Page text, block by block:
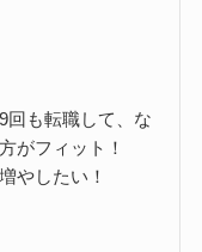
回も転職して、な
がフィット！
やしたい！